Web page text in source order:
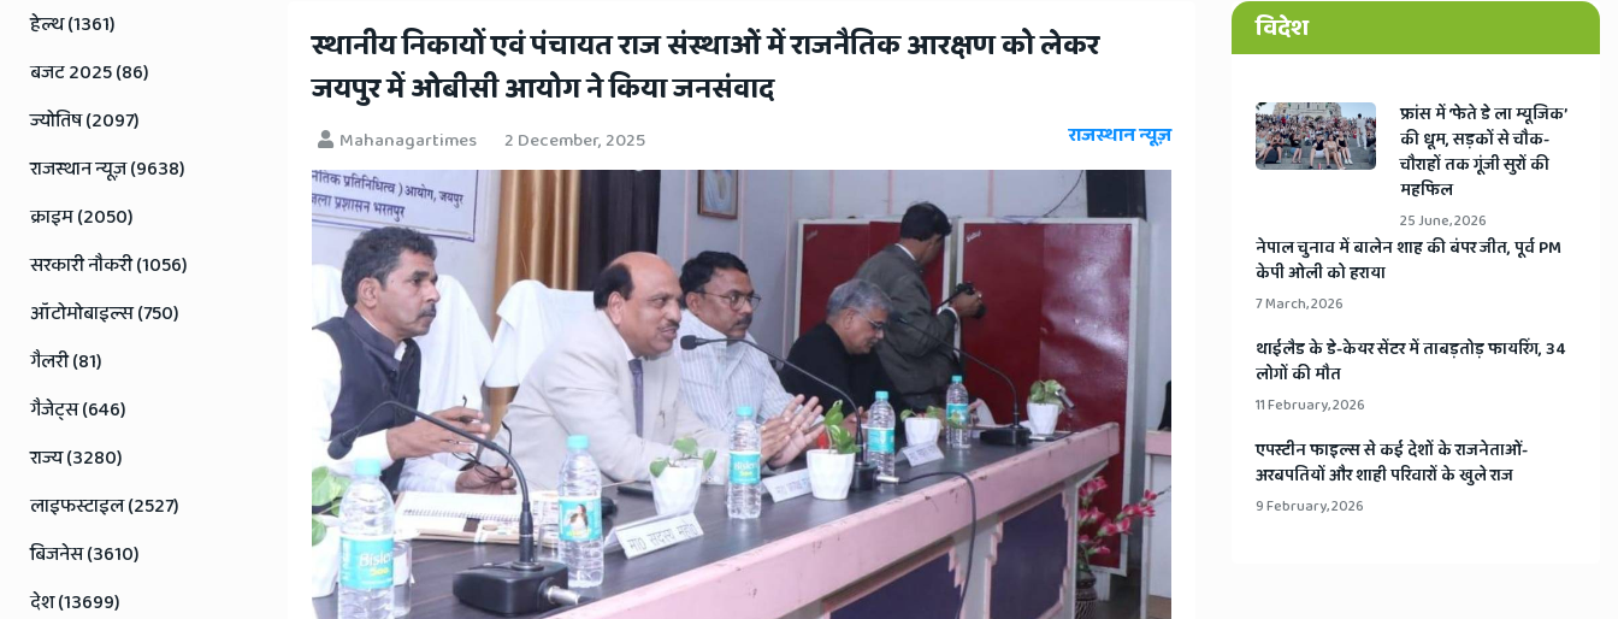
Hindi
News,
Hindi
Samachar,
Jaipur
Rajasthan
News
स्थानीय निकायों एवं पंचायत राज संस्थाओं में राजनैतिक आरक्षण को लेकर
जयपुर में ओबीसी आयोग ने किया जनसंवाद
Mahanagartimes 2 December, 2025 राजस्थान न्यूज़
हेल्थ (1361)
बजट 2025 (86)
ज्योतिष (2097)
राजस्थान न्यूज़ (9638)
क्राइम (2050)
सरकारी नौकरी (1056)
ऑटोमोबाइल्स (750)
गैलरी (81)
गैजेट्स (646)
राज्य (3280)
लाइफस्टाइल (2527)
बिजनेस (3610)
देश (13699)
विदेश
​फ्रांस में ‘फेते डे ला म्यूजिक’
की धूम, सड़कों से चौक-
चौराहों तक गूंजी सुरों की
महफिल
25 June, 2026
​नेपाल चुनाव में बालेन शाह की बंपर जीत, पूर्व PM
केपी ओली को हराया
7 March, 2026
​थाईलैड के डे-केयर सेंटर में ताबड़तोड़ फायरिंग, 34
लोगों की मौत
11 February, 2026
​एपस्टीन फाइल्स से कई देशों के राजनेताओं-
अरबपतियों और शाही परिवारों के खुले राज
9 February, 2026